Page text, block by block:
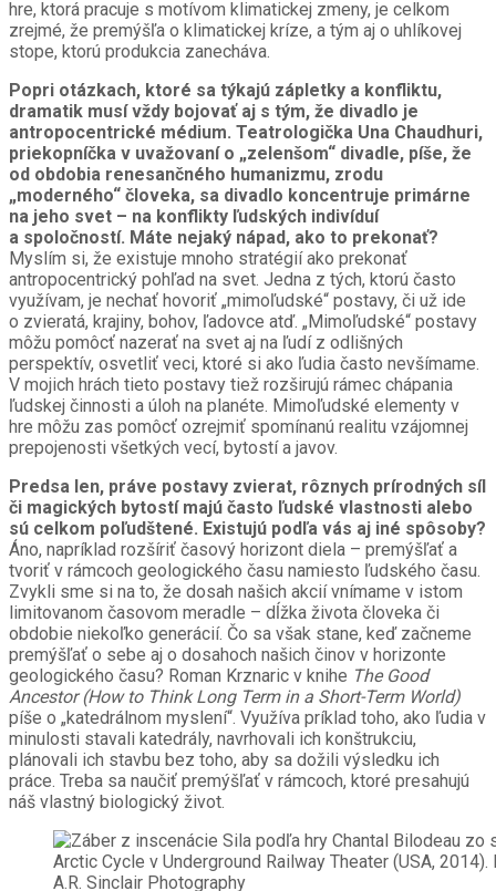
hre, ktorá pracuje s motívom klimatickej zmeny, je celkom
zrejmé, že premýšľa o klimatickej kríze, a tým aj o uhlíkovej
stope, ktorú produkcia zanecháva.
Popri otázkach, ktoré sa týkajú zápletky a konfliktu,
dramatik musí vždy bojovať aj s tým, že divadlo je
antropocentrické médium. Teatrologička Una Chaudhuri,
priekopníčka v uvažovaní o „zelenšom“ divadle, píše, že
od obdobia renesančného humanizmu, zrodu
„moderného“ človeka, sa divadlo koncentruje primárne
na jeho svet – na konflikty ľudských indivíduí
a spoločností. Máte nejaký nápad, ako to prekonať?
Myslím si, že existuje mnoho stratégií ako prekonať
antropocentrický pohľad na svet. Jedna z tých, ktorú často
využívam, je nechať hovoriť „mimoľudské“ postavy, či už ide
o zvieratá, krajiny, bohov, ľadovce atď. „Mimoľudské“ postavy
môžu pomôcť nazerať na svet aj na ľudí z odlišných
perspektív, osvetliť veci, ktoré si ako ľudia často nevšímame.
V mojich hrách tieto postavy tiež rozširujú rámec chápania
ľudskej činnosti a úloh na planéte. Mimoľudské elementy v
hre môžu zas pomôcť ozrejmiť spomínanú realitu vzájomnej
prepojenosti všetkých vecí, bytostí a javov.
Predsa len, práve postavy zvierat, rôznych prírodných síl
či magických bytostí majú často ľudské vlastnosti alebo
sú celkom poľudštené. Existujú podľa vás aj iné spôsoby?
Áno, napríklad rozšíriť časový horizont diela – premýšľať a
tvoriť v rámcoch geologického času namiesto ľudského času.
Zvykli sme si na to, že dosah našich akcií vnímame v istom
limitovanom časovom meradle – dĺžka života človeka či
obdobie niekoľko generácií. Čo sa však stane, keď začneme
premýšľať o sebe aj o dosahoch našich činov v horizonte
geologického času? Roman Krznaric v knihe The Good
Ancestor (How to Think Long Term in a Short-Term World)
píše o „katedrálnom myslení“. Využíva príklad toho, ako ľudia v
minulosti stavali katedrály, navrhovali ich konštrukciu,
plánovali ich stavbu bez toho, aby sa dožili výsledku ich
práce. Treba sa naučiť premýšľať v rámcoch, ktoré presahujú
náš vlastný biologický život.